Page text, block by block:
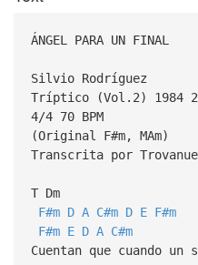
ÁNGEL PARA UN FINAL
Silvio Rodríguez
Tríptico (Vol.2) 1984
4/4 70 BPM
(Original F#m, MAm)
Transcrita por
T Dm
F#m D A C#m D E F#m
F#m E D A C#m
Cuentan que cuando un